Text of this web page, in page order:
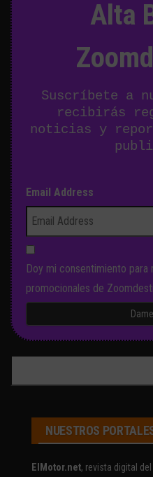
Alta
Suscríbete a
recibirás
noticias y
Email Address
Doy mi consentimiento
promocionales de
NUESTROS
ElMotor.net, revista digital